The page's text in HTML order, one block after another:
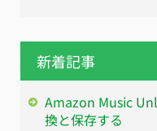
新着記事
Amazon Music
換と保存する